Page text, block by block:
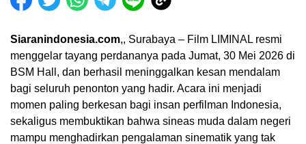
Siaranindonesia.com,, Surabaya – Film LIMINAL resmi
menggelar tayang perdananya pada Jumat, 30 Mei 2026 di
BSM Hall, dan berhasil meninggalkan kesan mendalam
bagi seluruh penonton yang hadir. Acara ini menjadi
momen paling berkesan bagi insan perfilman Indonesia,
sekaligus membuktikan bahwa sineas muda dalam negeri
mampu menghadirkan pengalaman sinematik yang tak